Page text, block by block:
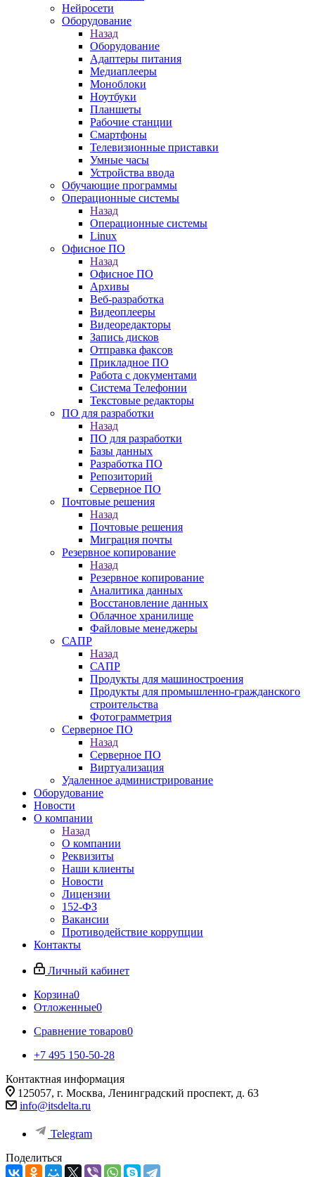
Нейросети
Оборудование
Назад
Оборудование
Адаптеры питания
Медиаплееры
Моноблоки
Ноутбуки
Планшеты
Рабочие станции
Смартфоны
Телевизионные приставки
Умные часы
Устройства ввода
Обучающие программы
Операционные системы
Назад
Операционные системы
Linux
Офисное ПО
Назад
Офисное ПО
Архивы
Веб-разработка
Видеоплееры
Видеоредакторы
Запись дисков
Отправка факсов
Прикладное ПО
Работа с документами
Система Телефонии
Текстовые редакторы
ПО для разработки
Назад
ПО для разработки
Базы данных
Разработка ПО
Репозиторий
Серверное ПО
Почтовые решения
Назад
Почтовые решения
Миграция почты
Резервное копирование
Назад
Резервное копирование
Аналитика данных
Восстановление данных
Облачное хранилище
Файловые менеджеры
САПР
Назад
САПР
Продукты для машиностроения
Продукты для промышленно-гражданского
строительства
Фотограмметрия
Серверное ПО
Назад
Серверное ПО
Виртуализация
Удаленное администрирование
Оборудование
Новости
О компании
Назад
О компании
Реквизиты
Наши клиенты
Новости
Лицензии
152-ФЗ
Вакансии
Противодействие коррупции
Контакты
Личный кабинет
Корзина0
Отложенные0
Сравнение товаров0
+7 495 150-50-28
Контактная информация
125057, г. Москва, Ленинградский проспект, д. 63
info@itsdelta.ru
Telegram
Поделиться